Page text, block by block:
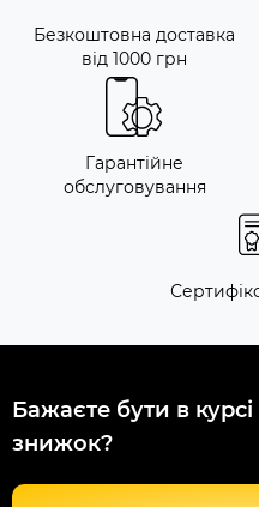
Безкоштовна доставка
від 1000 грн
Гарантійне
обслуговування
Бажаєте бути в
знижок?